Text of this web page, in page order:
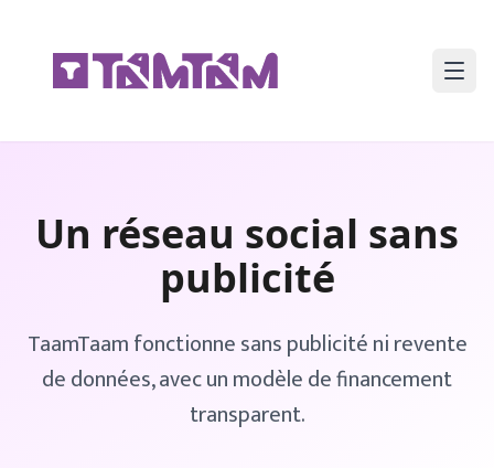
Un réseau social sans
publicité
TaamTaam fonctionne sans publicité ni revente
de données, avec un modèle de financement
transparent.